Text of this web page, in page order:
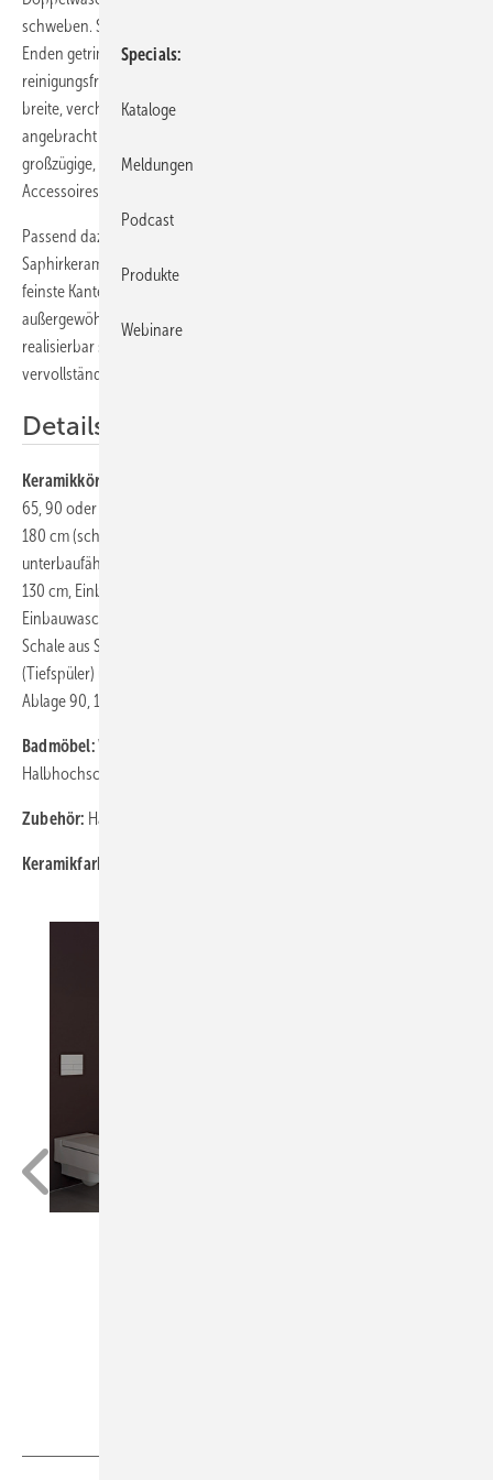
schweben. Sie ist schneidbar, kann links, rechts oder an beiden
Enden getrimmt werden und bietet viel Stellfläche und ist
reinigungsfreundlich, da völlig frei von Fugen. Praktisch ist auch die
breite, verchromte Handtuchreling, die unter dem Waschtisch
angebracht werden kann. Schneidbare Keramiktableaus können als
großzügige, reinigungsfreundliche Ablage für Handtücher und Bad-
Accessoires unter den Waschtischen dienen.
Passend dazu sind dünnwandige Waschtisch-Schalen aus
Saphirkeramik erhältlich. Die eckigen und runden Schalen haben
feinste Kantenradien von nur 1 bis 2 mm, die nur dank der
außergewöhnlichen Härte und Festigkeit der Saphirkeramik
realisierbar sind. Ein WC und Bidet im rechtwinkligen Design
vervollständigen das Programm.
Details
Keramikkörper:
65, 90 oder 130 cm (schneidbar bis 65 cm), Waschtisch unterbaufähig
180 cm (schneidbar bis 100 cm), asymmetrischer Waschtisch
unterbaufähig 75 cm mit Ablage l/r, Doppelwaschtisch unterbaufähig
130 cm, Einbau-HWB von oben, wandmontiert 50 cm,
Einbauwaschtisch von oben, wandmontiert, 65, 90 cm, Waschtisch-
Schale aus Saphirkeramik, 36, 60 cm und Ø 38 cm; Wand-WC
(Tiefspüler) und Wandbidet aus der Living-Familie, schneidbare
Ablage 90, 120, 130, 150, 180 cm
Badmöbel:Waschtischunterbauten, Waschtischplatten, Hoch- und
Halbhochschrank, Trolley
Zubehör: Handtuchhalter, WC-Sitz und -Deckel
Keramikfarbe:
Specials
Kataloge
Meldungen
Podcast
Produkte
Webinare